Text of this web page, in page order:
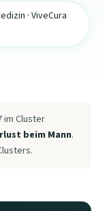
· ViveCura
im Cluster
beim Mann.